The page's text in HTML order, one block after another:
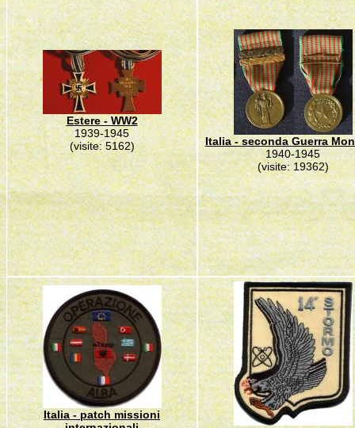
Estere - WW2
1939-1945
(visite: 5162)
Italia - seconda Guerra
1940-1945
(visite: 19362)
Italia - patch missioni